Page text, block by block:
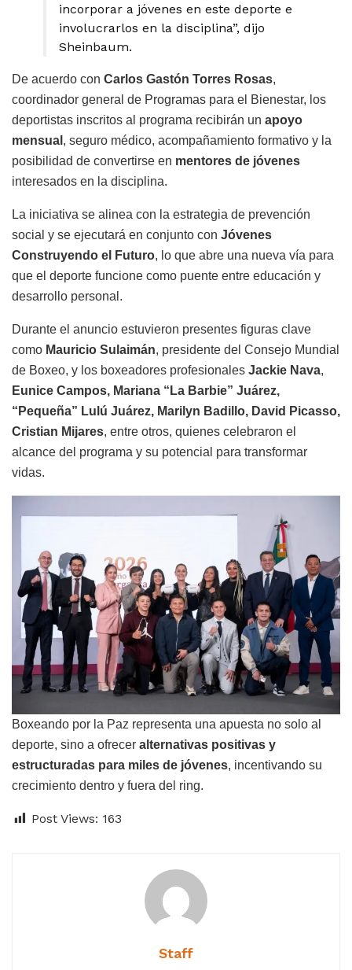
incorporar a jóvenes en este deporte e
involucrarlos en la disciplina”, dijo
Sheinbaum.
De acuerdo con Carlos Gastón Torres Rosas,
coordinador general de Programas para el Bienestar, los
deportistas inscritos al programa recibirán un apoyo
mensual , seguro médico, acompañamiento formativo y la
posibilidad de convertirse en mentores de jóvenes
interesados en la disciplina.
La iniciativa se alinea con la estrategia de prevención
social y se ejecutará en conjunto con Jóvenes
Construyendo el Futuro, lo que abre una nueva vía para
que el deporte funcione como puente entre educación y
desarrollo personal.
Durante el anuncio estuvieron presentes figuras clave
como Mauricio Sulaimán, presidente del Consejo Mundial
de Boxeo, y los boxeadores profesionales Jackie Nava,
Eunice Campos, Mariana “La Barbie” Juárez,
“Pequeña” Lulú Juárez, Marilyn Badillo, David Picasso,
Cristian Mijares, entre otros, quienes celebraron el
alcance del programa y su potencial para transformar
vidas.
Boxeando por la Paz representa una apuesta no solo al
deporte, sino a ofrecer alternativas positivas y
estructuradas para miles de jóvenes, incentivando su
crecimiento dentro y fuera del ring.
Post Views: 163
Staff